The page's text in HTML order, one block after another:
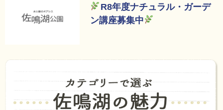
R8年度ナチュラル・ガーデ
ン講座募集中